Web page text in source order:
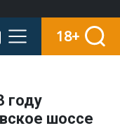
18+
году
шоссе